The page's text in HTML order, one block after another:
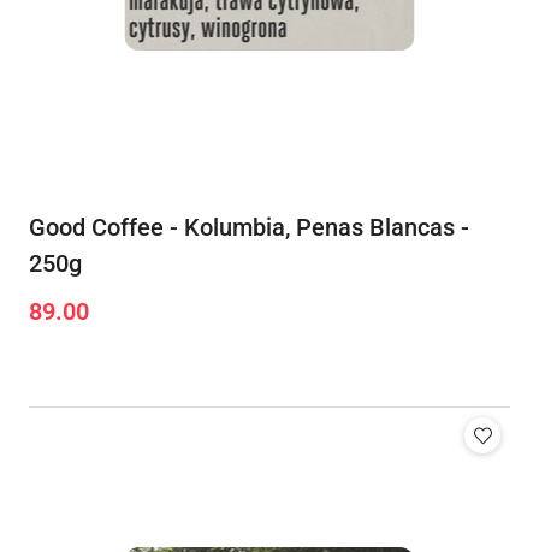
Good Coffee - Kolumbia, Penas Blancas -
250g
Cena:
89.00